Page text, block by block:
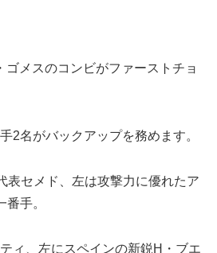
ゴメスのコンビがファーストチョ
2名がバックアップを務めます。
表セメド、左は攻撃力に優れたア
手。
ィ、左にスペインの新鋭H・ブエ